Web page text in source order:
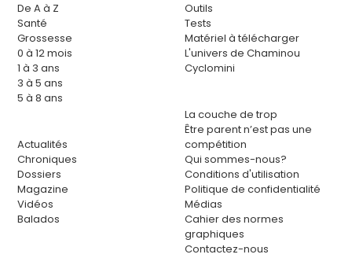
De A à Z
Santé
Grossesse
0 à 12 mois
1 à 3 ans
3 à 5 ans
5 à 8 ans
Actualités
Chroniques
Dossiers
Magazine
Vidéos
Balados
Outils
Tests
Matériel à télécharger
L'univers de Chaminou
Cyclomini
La couche de trop
Être parent n’est pas une
compétition
Qui sommes-nous?
Conditions d'utilisation
Politique de confidentialité
Médias
Cahier des normes
graphiques
Contactez-nous